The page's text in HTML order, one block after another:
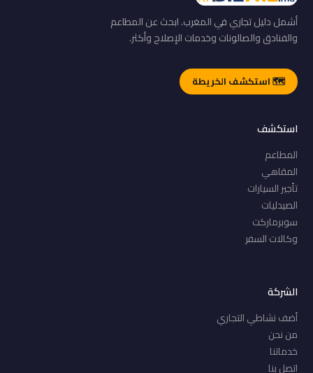
أشمل دليل تجاري في المغرب. ابحث عن المطاعم
والفنادق والصالونات وخدمات الإصلاح وأكثر.
🗺️ استكشف الخريطة
استكشف
المطاعم
المقاهي
تأجير السيارات
الصيدليات
سوبرماركت
وكالات السفر
الشركة
أضف نشاطي التجاري
من نحن
خدماتنا
اتصل بنا